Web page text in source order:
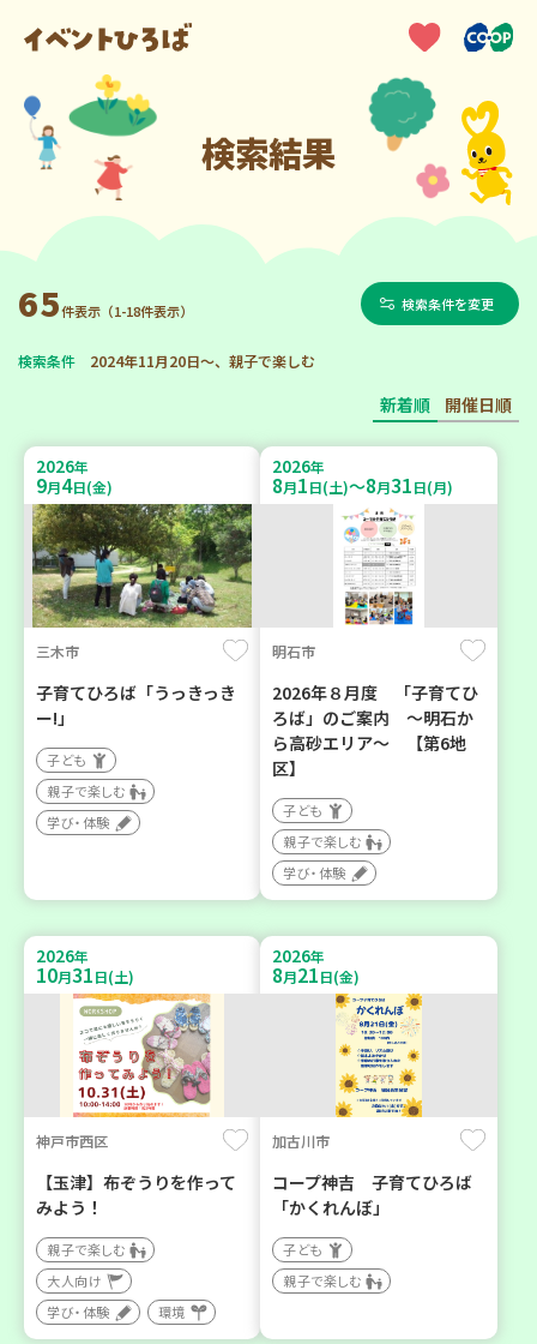
検索結果
65件表示（1-18件表示） 検索条件を変更
検索条件 2024年11月20日～、親子で楽しむ
新着順 開催日順
2026年
9月4日(金)
三木市
子育てひろば「うっきっき
ー!」
子ども
親子で楽しむ
学び・体験
2026年
8月1日(土)～8月31日(月)
明石市
2026年８月度 「子育てひ
ろば」のご案内 ～明石か
ら高砂エリア～ 【第6地
区】
子ども
親子で楽しむ
学び・体験
2026年
10月31日(土)
神戸市西区
【玉津】布ぞうりを作って
みよう！
親子で楽しむ
大人向け
学び・体験
環境
2026年
8月21日(金)
加古川市
コープ神吉 子育てひろば
「かくれんぼ」
子ども
親子で楽しむ